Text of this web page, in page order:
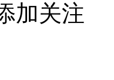
加关注